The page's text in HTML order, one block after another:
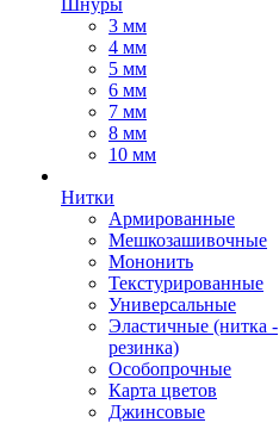
Шнуры
3 мм
4 мм
5 мм
6 мм
7 мм
8 мм
10 мм
Нитки
Армированные
Мешкозашивочные
Мононить
Текстурированные
Универсальные
Эластичные (нитка -
резинка)
Особопрочные
Карта цветов
Джинсовые